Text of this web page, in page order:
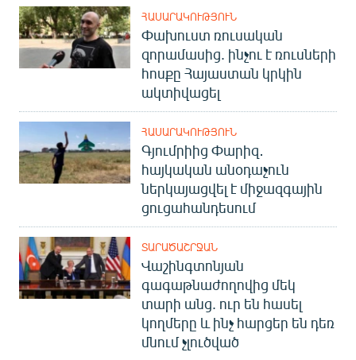
ՀԱՍԱՐԱԿՈՒԹՅՈՒՆ
Փախուստ ռուսական
զորամասից. ինչու է ռուսների
հոսքը Հայաստան կրկին
ակտիվացել
ՀԱՍԱՐԱԿՈՒԹՅՈՒՆ
Գյումրիից Փարիզ․
հայկական անօդաչուն
ներկայացվել է միջազգային
ցուցահանդեսում
ՏԱՐԱԾԱՇՐՋԱՆ
Վաշինգտոնյան
գագաթնաժողովից մեկ
տարի անց. ուր են հասել
կողմերը և ինչ հարցեր են դեռ
մնում չլուծված